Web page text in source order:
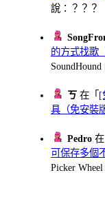
說：？？？
的方式找歌
SoundHound
ㄎ 在「 [
具（免安裝
Pedro
可保存多個
Picker Wheel